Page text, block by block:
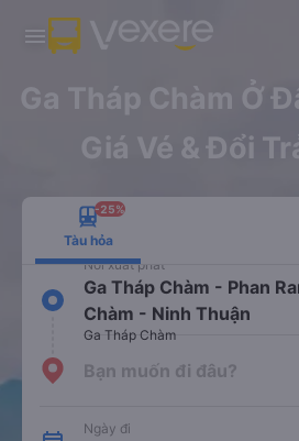
Tải app Vexere ngay!
Nhận ưu đãi thành viên
Tải app Vexere
-30k/ghế khi đặt vé máy
Ga Tháp Chàm Ở
Giá Vé & Đổi
Tàu hỏa
-25%
Nơi xuất phát
Ga Tháp Chàm - Phan
Chàm - Ninh Thuận
Ga Tháp Chàm
Bạn muốn đi đâu?
Ngày đi